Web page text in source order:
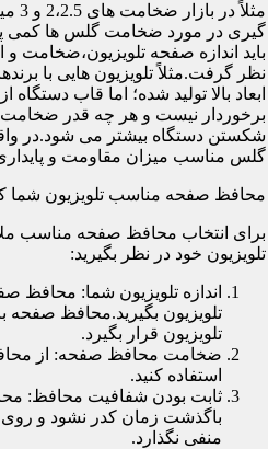
گیری در مورد ضخامت گلس ها کمی
باید اندازه صفحه تلویزیون،ضخامت
نظر گرفت.مثلاً تلویزیون هایی با
ابعاد بالا تولید شده؛ اما قاب
برخوردار نیست و هر چه قدر ضخامت
شکستن دستگاه بیشتر می شود.در
گلس مناسب میزان مقاومت و
محافظ صفحه مناسب تلویزیون شما
برای انتخاب محافظ صفحه مناسب
تلویزیون خود در نظر بگیرید:
اندازه تلویزیون شما: محافظ
تلویزیون بگیرید.محافظ صفحه
تلویزیون قرار بگیرد.
ضخامت محافظ صفحه: از
استفاده کنید.
ثابت بودن شفافیت محافظ:
باگذشت زمان کدر نشود و روی
منفی نگذارد.